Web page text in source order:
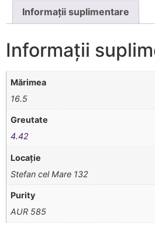
Informații suplimentare
Informații
Mărimea
16.5
Greutate
4.42
Locație
Stefan cel Mare 132
Purity
AUR 585